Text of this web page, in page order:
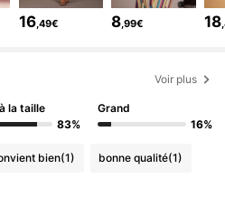
16,49€ 8,99€ 18
Voir plus
la taille
83%
Grand
16%
bien(1) bonne qualité(1)